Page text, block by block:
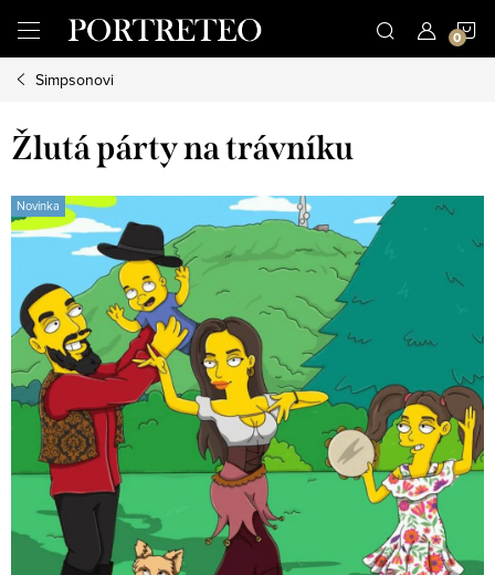
obsah
Simpsonovi
Žlutá párty na trávníku
Novinka